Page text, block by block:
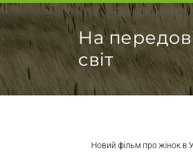
На
світ
Новий фільм про жінок в